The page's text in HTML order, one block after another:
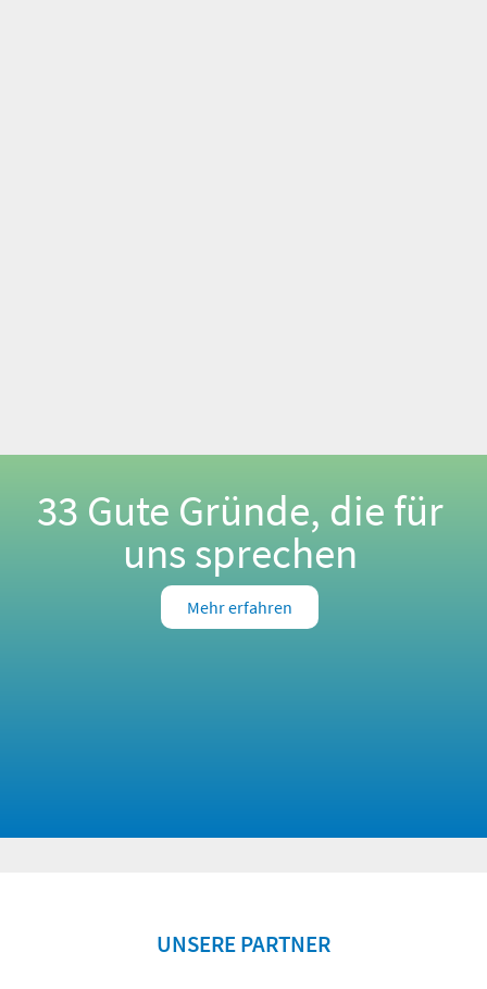
33 Gute Gründe, die für
uns sprechen
Mehr erfahren
UNSERE PARTNER